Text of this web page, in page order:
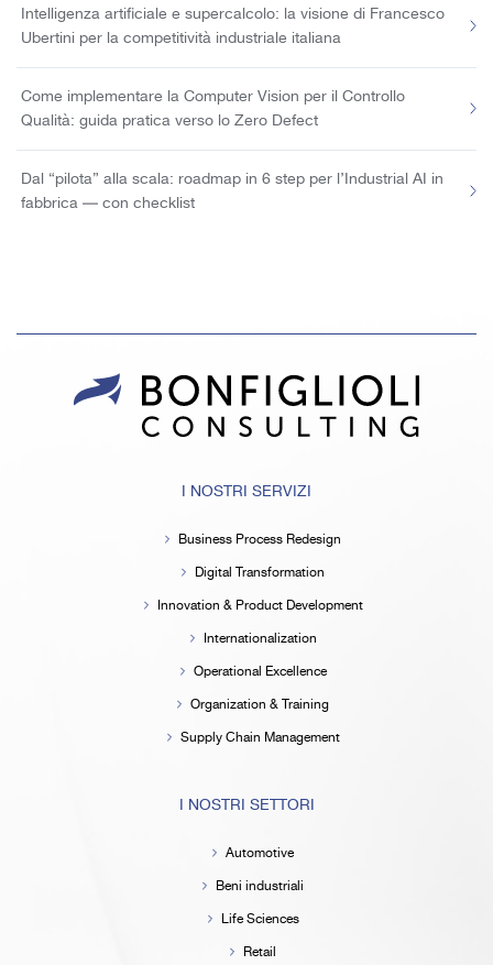
Intelligenza artificiale e supercalcolo: la visione di Francesco
Ubertini per la competitività industriale italiana
Come implementare la Computer Vision per il Controllo
Qualità: guida pratica verso lo Zero Defect
Dal “pilota” alla scala: roadmap in 6 step per l’Industrial AI in
fabbrica — con checklist
I NOSTRI SERVIZI
Business Process Redesign
Digital Transformation
Innovation & Product Development
Internationalization
Operational Excellence
Organization & Training
Supply Chain Management
I NOSTRI SETTORI
Automotive
Beni industriali
Life Sciences
Retail